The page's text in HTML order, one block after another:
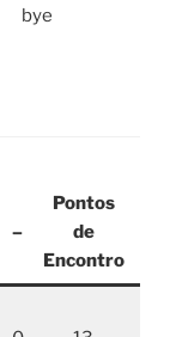
bye
–
Pontos
de
Encontro